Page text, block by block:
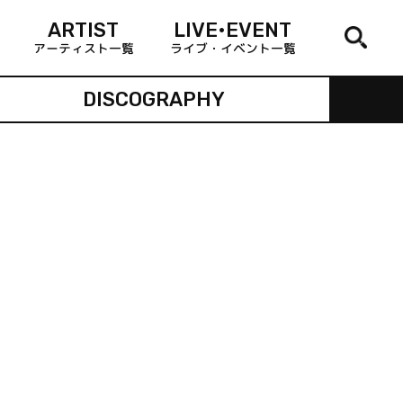
ARTIST
アーティスト一覧
LIVE•EVENT
ライブ・イベント一覧
DISCOGRAPHY